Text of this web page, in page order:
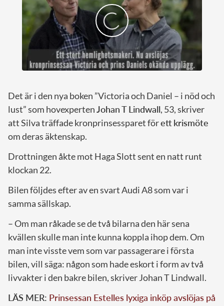
Det är i den nya boken ”Victoria och Daniel – i nöd och
lust” som hovexpertenJohan T Lindwall, 53, skriver
att Silva träffade kronprinsessparet förett krismöte
om deras äktenskap.
Drottningen åkte mot Haga Slott sent en natt runt
klockan 22.
Bilen följdes efter av en svart Audi A8 som var i
samma sällskap.
– Om man råkade se de två bilarna den här sena
kvällen skulle man inte kunna koppla ihop dem. Om
man inte visste vem som var passagerare i första
bilen, vill säga: någon som hade eskort i form av två
livvakter i den bakre bilen, skriver Johan T Lindwall.
LÄS MER: Prinsessan Estelles lyxiga inköp avslöjas på